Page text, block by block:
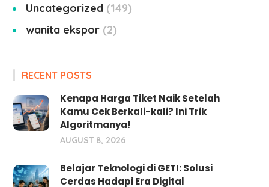
Uncategorized 149
wanita ekspor 2
RECENT POSTS
Kenapa Harga Tiket Naik Setelah
Kamu Cek Berkali-kali? Ini Trik
Algoritmanya!
AUGUST 8, 2026
Belajar Teknologi di GETI: Solusi
Cerdas Hadapi Era Digital